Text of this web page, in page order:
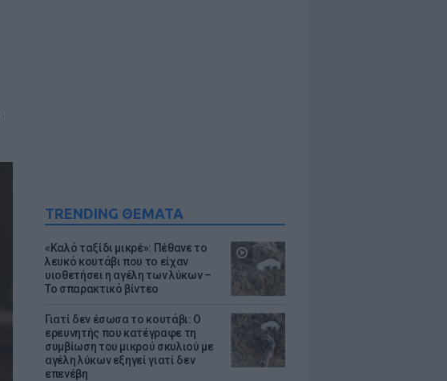
TRENDING ΘΕΜΑΤΑ
«Καλό ταξίδι μικρέ»: Πέθανε το
λευκό κουτάβι που το είχαν
υιοθετήσει η αγέλη των λύκων –
Το σπαρακτικό βίντεο
Γιατί δεν έσωσα το κουτάβι: Ο
ερευνητής που κατέγραφε τη
συμβίωση του μικρού σκυλιού με
αγέλη λύκων εξηγεί γιατί δεν
επενέβη